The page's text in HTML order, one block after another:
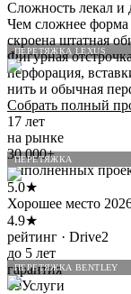
ПЕРЕТЯЖКА LEXUS
ПЕРЕТЯЖКА
ПЕРЕТЯЖКА BENTLEY
Сложность лекал и
Чем сложнее форма
скроена штатная
Фигурная
перфорация,
нить и обычная
Собрать полный
17 лет
на рынке
30 000+
выполненных
5.0★
Хорошее место
4.9★
рейтинг · Drive2
до 5 лет
гарантия
09Услуги